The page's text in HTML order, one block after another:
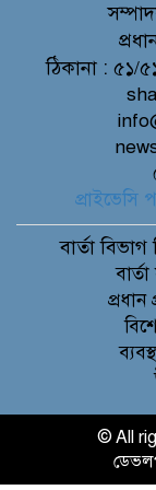
ঠিকানা : ৫১/
প্রাইভেসি
বার্তা বিভাগ
© All